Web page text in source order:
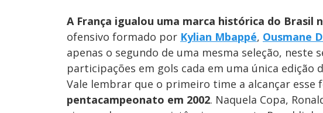
A França igualou uma marca histórica do Brasil
ofensivo formado por Kylian Mbappé, Ousmane
apenas o segundo de uma mesma seleção, neste
participações em gols cada em uma única edição
Vale lembrar que o primeiro time a alcançar esse
pentacampeonato em 2002. Naquela Copa,